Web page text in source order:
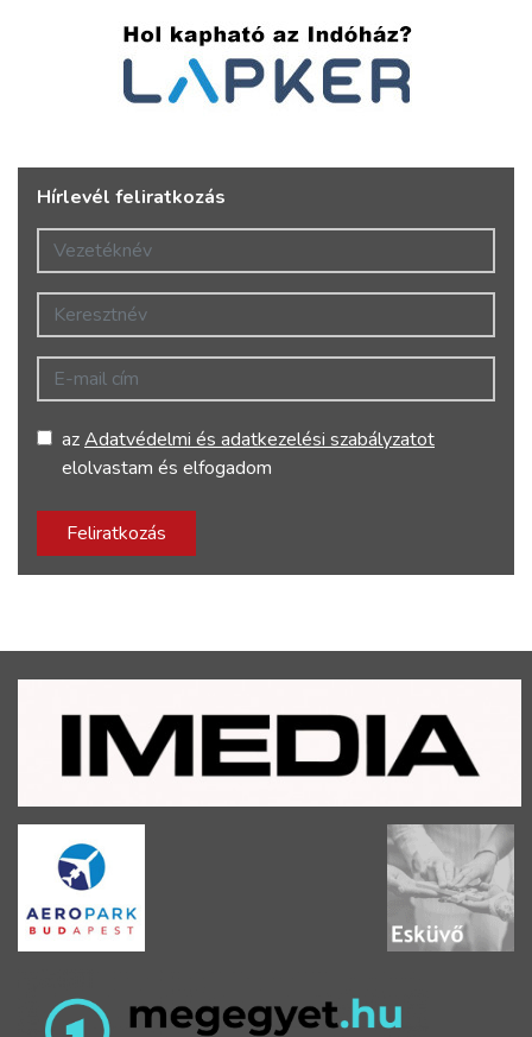
Hírlevél feliratkozás
Vezetéknév
Keresztnév
E-mail cím
azAdatvédelmi és adatkezelési szabályzatot
elolvastam és elfogadom
Feliratkozás